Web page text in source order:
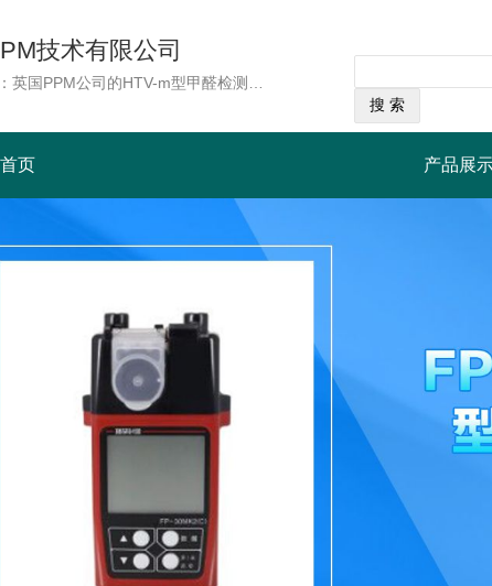
技术有限公司
首页 产品展